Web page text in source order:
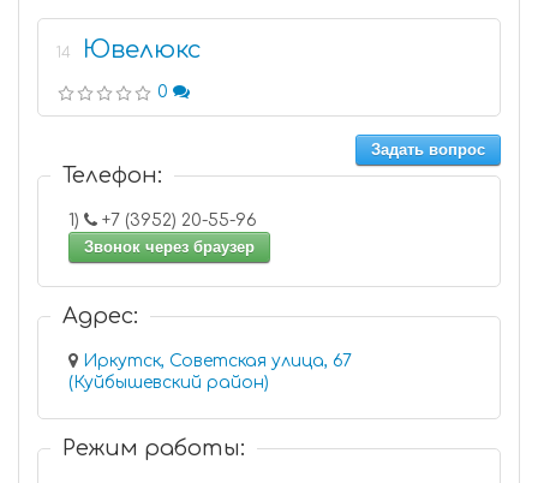
14 Ювелюкс
0
Задать вопрос
Телефон:
1)
+7 (3952) 20-55-96
Звонок через браузер
Адрес:
Иркутск, Советская улица, 67
(Куйбышевский район)
Режим работы: